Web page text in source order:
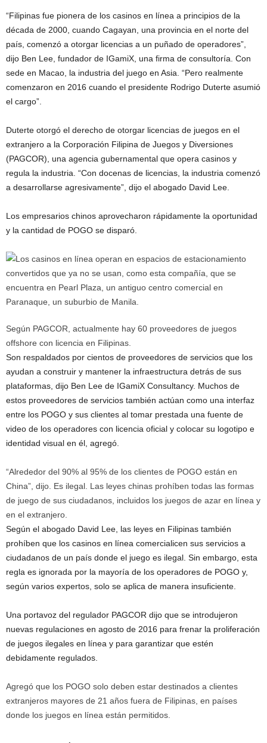
“Filipinas fue pionera de los casinos en línea a principios de la
década de 2000, cuando Cagayan, una provincia en el norte del
país, comenzó a otorgar licencias a un puñado de operadores”,
dijo Ben Lee, fundador de IGamiX, ​​una firma de consultoría. Con
sede en Macao, la industria del juego en Asia. “Pero realmente
comenzaron en 2016 cuando el presidente Rodrigo Duterte asumió
el cargo”.
Duterte otorgó el derecho de otorgar licencias de juegos en el
extranjero a la Corporación Filipina de Juegos y Diversiones
(PAGCOR), una agencia gubernamental que opera casinos y
regula la industria. “Con docenas de licencias, la industria comenzó
a desarrollarse agresivamente”, dijo el abogado David Lee.
Los empresarios chinos aprovecharon rápidamente la oportunidad
y la cantidad de POGO se disparó.
Según PAGCOR, actualmente hay 60 proveedores de juegos
offshore con licencia en Filipinas.
Son respaldados por cientos de proveedores de servicios que los
ayudan a construir y mantener la infraestructura detrás de sus
plataformas, dijo Ben Lee de IGamiX Consultancy. Muchos de
estos proveedores de servicios también actúan como una interfaz
entre los POGO y sus clientes al tomar prestada una fuente de
video de los operadores con licencia oficial y colocar su logotipo e
identidad visual en él, agregó.
“Alrededor del 90% al 95% de los clientes de POGO están en
China”, dijo. Es ilegal. Las leyes chinas prohíben todas las formas
de juego de sus ciudadanos, incluidos los juegos de azar en línea y
en el extranjero.
Según el abogado David Lee, las leyes en Filipinas también
prohíben que los casinos en línea comercialicen sus servicios a
ciudadanos de un país donde el juego es ilegal. Sin embargo, esta
regla es ignorada por la mayoría de los operadores de POGO y,
según varios expertos, solo se aplica de manera insuficiente.
Una portavoz del regulador PAGCOR dijo que se introdujeron
nuevas regulaciones en agosto de 2016 para frenar la proliferación
de juegos ilegales en línea y para garantizar que estén
debidamente regulados.
Agregó que los POGO solo deben estar destinados a clientes
extranjeros mayores de 21 años fuera de Filipinas, en países
donde los juegos en línea están permitidos.